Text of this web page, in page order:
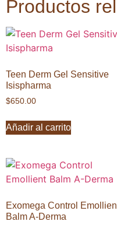
Productos
Teen Derm Gel Sensitive
Isispharma
$650.00
Añadir al carrito
Exomega Control
Balm A-Derma